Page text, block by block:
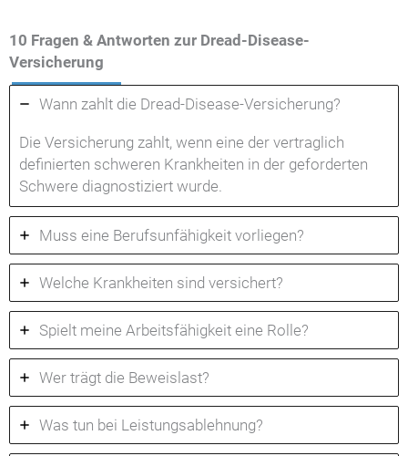
10 Fragen & Antworten zur Dread-Disease-
Versicherung
Wann zahlt die Dread-Disease-Versicherung?
Die Versicherung zahlt, wenn eine der vertraglich
definierten schweren Krankheiten in der geforderten
Schwere diagnostiziert wurde.
Muss eine Berufsunfähigkeit vorliegen?
Welche Krankheiten sind versichert?
Spielt meine Arbeitsfähigkeit eine Rolle?
Wer trägt die Beweislast?
Was tun bei Leistungsablehnung?